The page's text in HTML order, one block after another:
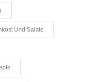
Und Salate